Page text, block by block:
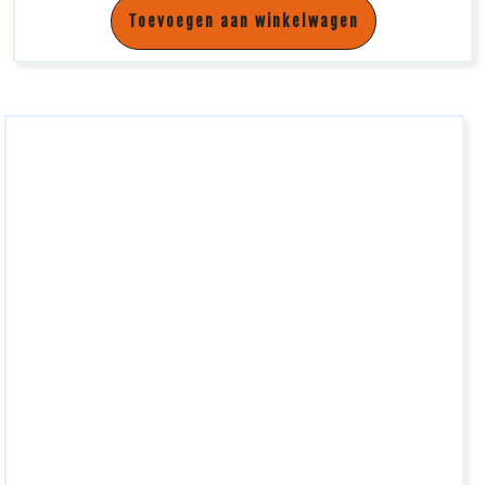
Toevoegen aan winkelwagen